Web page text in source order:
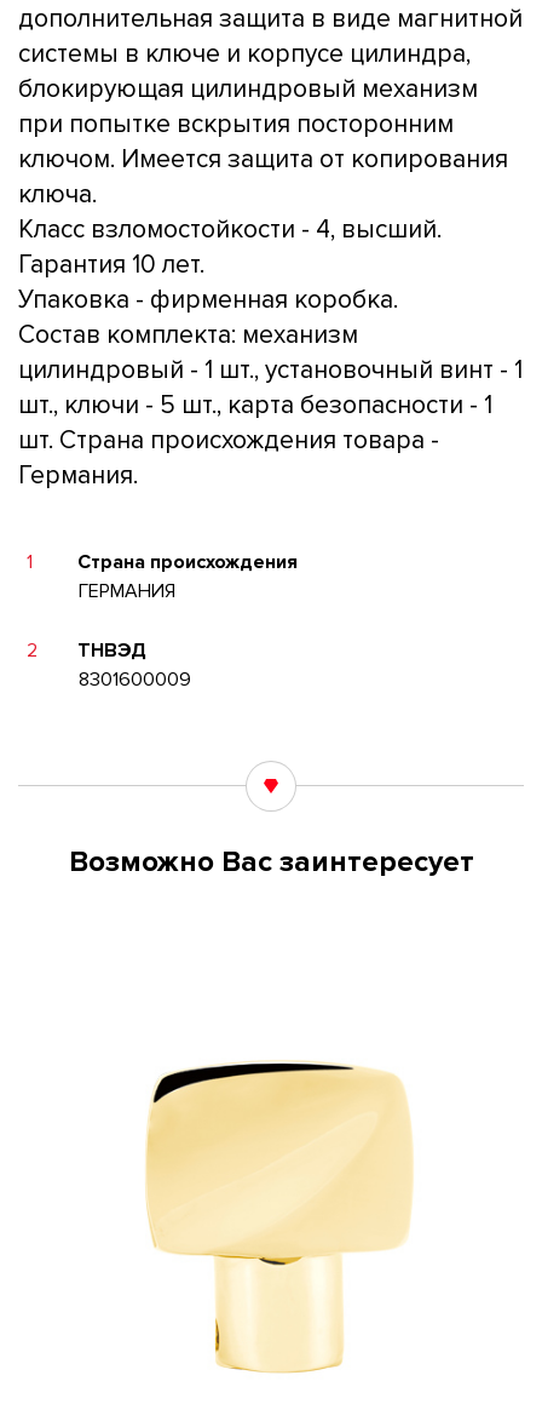
дополнительная защита в виде магнитной
системы в ключе и корпусе цилиндра,
блокирующая цилиндровый механизм
при попытке вскрытия посторонним
ключом. Имеется защита от копирования
ключа.
Класс взломостойкости - 4, высший.
Гарантия 10 лет.
Упаковка - фирменная коробка.
Состав комплекта: механизм
цилиндровый - 1 шт., установочный винт - 1
шт., ключи - 5 шт., карта безопасности - 1
шт. Страна происхождения товара -
Германия.
1
Страна происхождения
ГЕРМАНИЯ
2
ТНВЭД
8301600009
Возможно Вас заинтересует